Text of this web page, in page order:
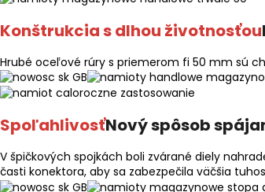
Konštrukcia s dlhou životnosťou
Hrubé oceľové rúry s priemerom fi 50 mm sú
SpoľahlivosťNový spôsob
V špičkových spojkách boli zvárané diely
časti konektora, aby sa zabezpečila väčšia